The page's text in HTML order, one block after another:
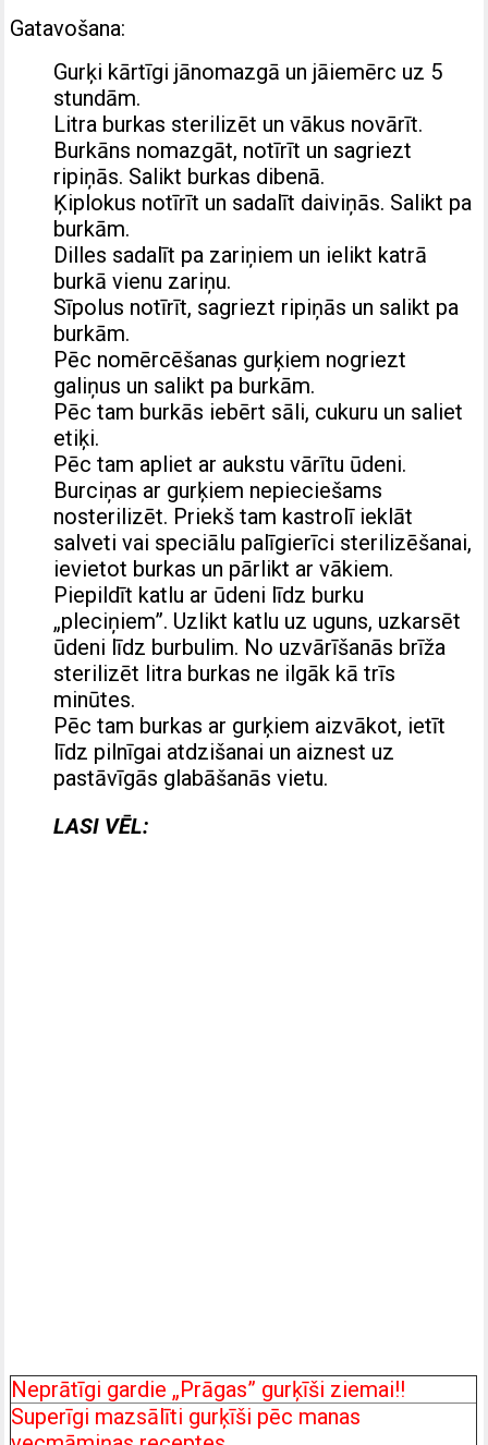
Gatavošana:
Gurķi kārtīgi jānomazgā un jāiemērc uz 5
stundām.
Litra burkas sterilizēt un vākus novārīt.
Burkāns nomazgāt, notīrīt un sagriezt
ripiņās. Salikt burkas dibenā.
Ķiplokus notīrīt un sadalīt daiviņās. Salikt pa
burkām.
Dilles sadalīt pa zariņiem un ielikt katrā
burkā vienu zariņu.
Sīpolus notīrīt, sagriezt ripiņās un salikt pa
burkām.
Pēc nomērcēšanas gurķiem nogriezt
galiņus un salikt pa burkām.
Pēc tam burkās iebērt sāli, cukuru un saliet
etiķi.
Pēc tam apliet ar aukstu vārītu ūdeni.
Burciņas ar gurķiem nepieciešams
nosterilizēt. Priekš tam kastrolī ieklāt
salveti vai speciālu palīgierīci sterilizēšanai,
ievietot burkas un pārlikt ar vākiem.
Piepildīt katlu ar ūdeni līdz burku
„pleciņiem”. Uzlikt katlu uz uguns, uzkarsēt
ūdeni līdz burbulim. No uzvārīšanās brīža
sterilizēt litra burkas ne ilgāk kā trīs
minūtes.
Pēc tam burkas ar gurķiem aizvākot, ietīt
līdz pilnīgai atdzišanai un aiznest uz
pastāvīgās glabāšanās vietu.
LASI VĒL:
Neprātīgi gardie „Prāgas” gurķīši ziemai!!
Superīgi mazsālīti gurķīši pēc manas